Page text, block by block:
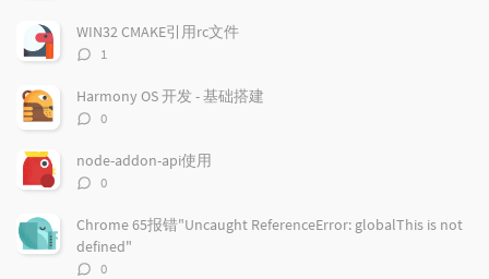
数：
WIN32 CMAKE引用rc文件
评
数：
1
Harmony OS 开发 - 基础搭建
评
数：
0
node-addon-api使用
评
数：
0
Chrome 65报错"Uncaught ReferenceError: globalThis is not
defined"
评
0